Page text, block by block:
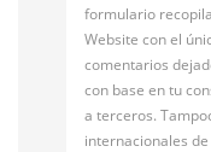
formulario
Website con el
comentarios
con base en tu
a terceros.
internacionales